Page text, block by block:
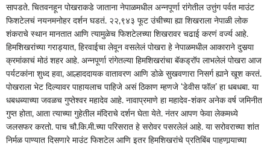
सापडते. चितवनहून पोखराकडे जाताना नेपाळमधील अन्नपूर्णा रांगेतील उत्तुंग पर्वत माउंट
फिशटेलचं नयनमनोहर दर्शन घडतं. २२,९४३ फूट उंचीच्या ह्या शिखराला नेपाळी लोक
शंकराचे स्थान मानतात आणि त्यामुळेच फिशटेलच्या शिखरावर चढाई करणं वर्ज्य आहे.
हिमशिखरांच्या गराड्यात, हिरवाईचा लेवून वसलेलं पोखरा हे नेपाळमधील आकाराने दुसर्‍या
क्रमांकाचं मोठं शहर आहे. अन्नपूर्णा रांगेतल्या हिमशिखरांचा बॅकड्रॉप लाभलेलं पोखरा आज
पर्यटकांना शुध्द हवा, आल्हाददायक वातावरण आणि डोळे सुखवणारा निसर्ग ह्याने खूश करतं.
पोखराला भेट दिल्यावर पाहायलाच पाहिजे असं ठिकाण म्हणजे ‘डेवीस फॉल’ हा धबधबा. या
धबधब्याच्या जवळच गुप्तेश्‍वर महादेव आहे. नावाप्रमाणे हा महादेव-शंकर अनेक वर्ष जमिनीत
गुप्त होता, आता त्याच्या गुहेतील मंदिराचे दर्शन घेता येते. नंतर आपण फेवा लेकमध्ये
जलसफर करतो. पाच चौ.कि.मी.च्या परिसरात हे सरोवर पसरलेलं आहे. या सरोवराच्या शांत
निर्मळ पाण्यात दिसणारे माउंट फिशटेल आणि इतर हिमशिखरांचे प्रतिबिंब पाहणार्‍याच्या